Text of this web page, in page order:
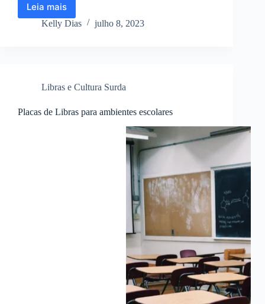
Leia mais
Placa
de
Kelly Dias julho 8, 2023
Libras e Cultura Surda
Placas de Libras para ambientes escolares